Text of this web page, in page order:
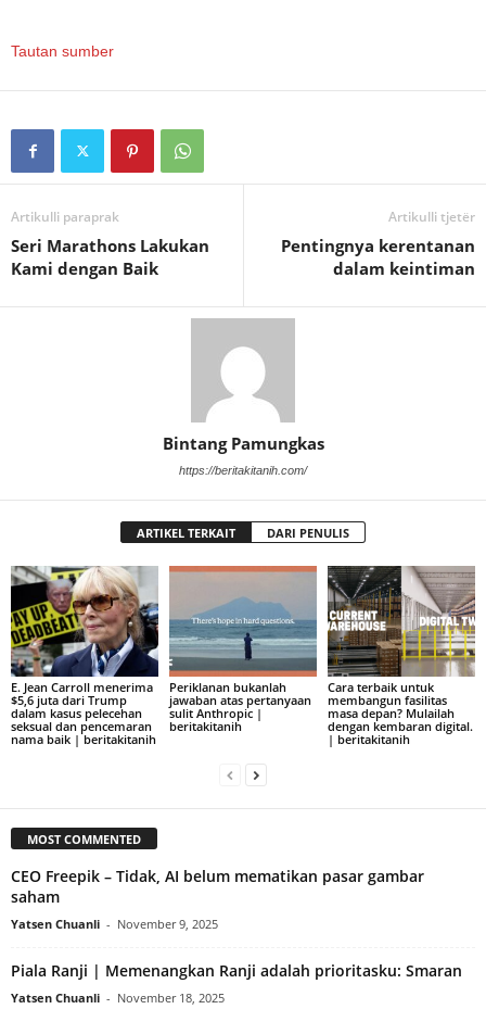
Tautan sumber
Artikulli paraprak
Seri Marathons Lakukan
Kami dengan Baik
Artikulli tjetër
Pentingnya kerentanan
dalam keintiman
Bintang Pamungkas
https://beritakitanih.com/
ARTIKEL TERKAIT DARI PENULIS
E. Jean Carroll menerima
$5,6 juta dari Trump
dalam kasus pelecehan
seksual dan pencemaran
nama baik | beritakitanih
Periklanan bukanlah
jawaban atas pertanyaan
sulit Anthropic |
beritakitanih
Cara terbaik untuk
membangun fasilitas
masa depan? Mulailah
dengan kembaran digital.
| beritakitanih
MOST COMMENTED
CEO Freepik – Tidak, AI belum mematikan pasar gambar
saham
Yatsen Chuanli - November 9, 2025
Piala Ranji | Memenangkan Ranji adalah prioritasku: Smaran
Yatsen Chuanli - November 18, 2025